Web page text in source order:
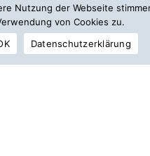
Nutzung der Webseite
von Cookies zu.
Datenschutzerklärung